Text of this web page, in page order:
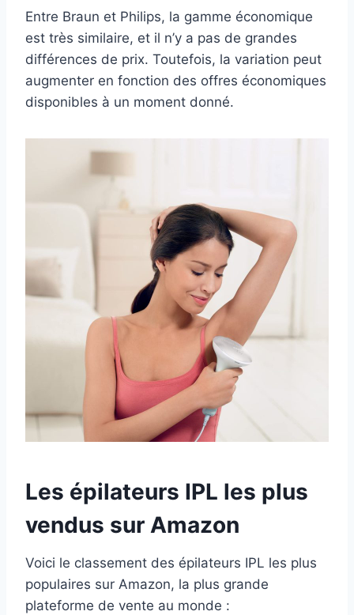
Entre Braun et Philips, la gamme économique
est très similaire, et il n’y a pas de grandes
différences de prix. Toutefois, la variation peut
augmenter en fonction des offres économiques
disponibles à un moment donné.
Les épilateurs IPL les plus
vendus sur Amazon
Voici le classement des épilateurs IPL les plus
populaires sur Amazon, la plus grande
plateforme de vente au monde :